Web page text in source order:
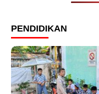
PENDIDIKAN